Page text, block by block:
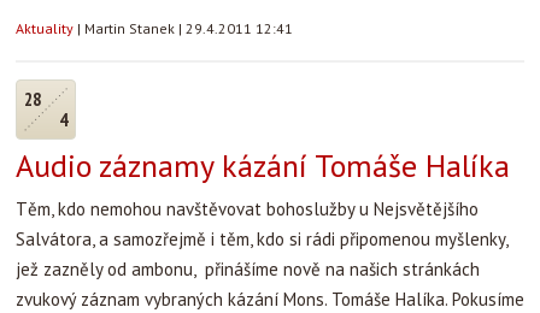
Aktuality | Martin Stanek | 29.4.2011 12:41
28
4
Audio záznamy kázání Tomáše Halíka
Těm, kdo nemohou navštěvovat bohoslužby u Nejsvětějšího
Salvátora, a samozřejmě i těm, kdo si rádi připomenou myšlenky,
jež zazněly od ambonu, přinášíme nově na našich stránkách
zvukový záznam vybraných kázání Mons. Tomáše Halíka. Pokusíme